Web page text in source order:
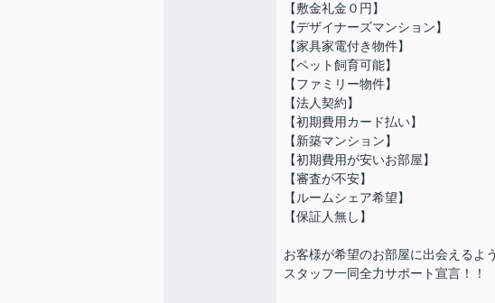
【敷金礼金０円】
【デザイナーズマンション】
【家具家電付き物件】
【ペット飼育可能】
【ファミリー物件】
【法人契約】
【初期費用カード払い】
【新築マンション】
【初期費用が安いお部屋】
【審査が不安】
【ルームシェア希望】
【保証人無し】
お客様が希望のお部屋に出会えるよ
スタッフ一同全力サポート宣言！！